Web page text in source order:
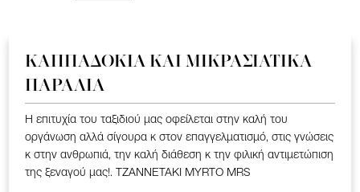
ΚΑΠΠΑΔΟΚΙΑ ΚΑΙ ΜΙΚΡΑΣΙΑΤΙΚΑ
ΠΑΡΑΛΙΑ
Η επιτυχία του ταξιδιού μας οφείλεται στην καλή του
οργάνωση αλλά σίγουρα κ στον επαγγελματισμό, στις γνώσεις
κ στην ανθρωπιά, την καλή διάθεση κ την φιλική αντιμετώπιση
της ξεναγού μας!. TZANNETAKI MYRTO MRS